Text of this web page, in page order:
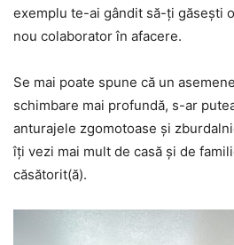
exemplu te-ai gândit să-ți găsești
nou colaborator în afacere.
Se mai poate spune că un
schimbare mai profundă, s-ar
anturajele zgomotoase și
îți vezi mai mult de casă și de
căsătorit(ă).